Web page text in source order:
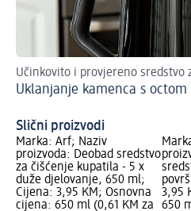
Učinkovito i provjereno sredstvo
Uklanjanje kamenca s octom
Slični proizvodi
Marka: Arf; Naziv
proizvoda: Deobad sredstvo
za čišćenje kupatila - 5 x
duže djelovanje, 650 ml;
Cijena: 3,95 KM; Osnovna
cijena: 650 ml (0,61 KM za
3,95
650